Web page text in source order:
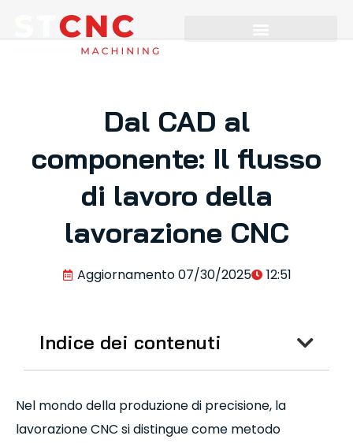
Dal CAD al
componente: Il flusso
di lavoro della
lavorazione CNC
Aggiornamento07/30/2025 12:51
Indice dei contenuti
Nel mondo della produzione di precisione, la
lavorazione CNC si distingue come metodo